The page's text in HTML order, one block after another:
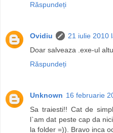
Răspundeți
Ovidiu
21 iulie 2010
Doar salveaza .exe-ul
Răspundeți
Unknown 16 februarie
Sa traiesti!! Cat de
l`am dat peste cap da
la folder =)). Bravo inca